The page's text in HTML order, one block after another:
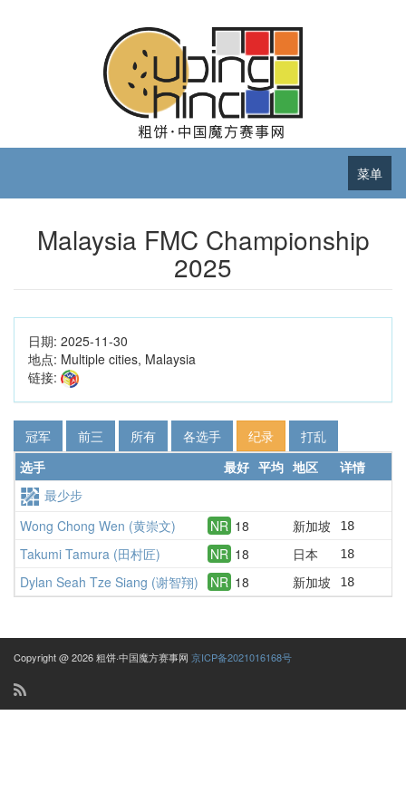
菜单
Malaysia FMC Championship
2025
日期: 2025-11-30
地点: Multiple cities, Malaysia
链接:
冠军 前三 所有 各选手 纪录
打乱
选手
最好 平均 地区
详情
最少步
Wong Chong Wen (黄崇文)
NR 18 新加坡 18
Takumi Tamura (田村匠) NR 18 日本 18
Dylan Seah Tze Siang (谢智翔) NR 18 新加坡 18
Copyright @ 2026 粗饼·中国魔方赛事网 京ICP备2021016168号